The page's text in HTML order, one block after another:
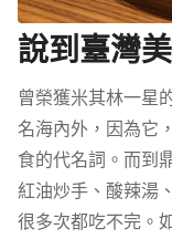
說到臺灣
曾榮獲米其林一星
名海內外，因為它
食的代名詞。而到
紅油炒手、酸辣湯
很多次都吃不完。